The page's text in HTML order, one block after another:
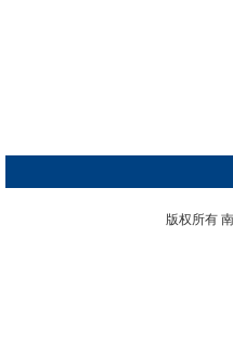
版权所有